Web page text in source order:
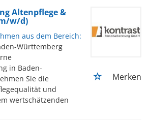
Altenpflege &
w/d)
aus dem Bereich:
Württemberg
in Baden-
Sie die
und
wertschätzenden
Merken